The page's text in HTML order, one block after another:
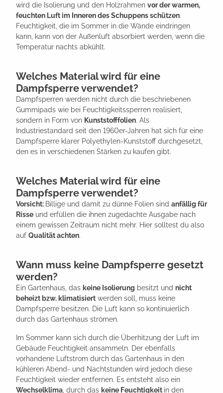
wird die Isolierung und den Holzrahmen vor der warmen,
feuchten Luft im Inneren des Schuppens schützen.
Feuchtigkeit, die im Sommer in die Wände eindringen
kann, kann von der Außenluft absorbiert werden, wenn die
Temperatur nachts abkühlt.
Welches Material wird für eine
Dampfsperre verwendet?
Dampfsperren werden nicht durch die beschriebenen
Gummipads wie bei Feuchtigkeitssperren realisiert,
sondern in Form von Kunststofffolien. Als
Industriestandard seit den 1960er-Jahren hat sich für eine
Dampfsperre klarer Polyethylen-Kunststoff durchgesetzt,
den es in verschiedenen Stärken zu kaufen gibt.
Welches Material wird für eine
Dampfsperre verwendet?
Vorsicht: Billige und damit zu dünne Folien sind anfällig für
Risse und erfüllen die ihnen zugedachte Ausgabe nach
einem gewissen Zeitraum nicht mehr. Hier solltest du also
auf Qualität achten.
Wann muss keine Dampfsperre gesetzt
werden?
Ein Gartenhaus, das keine Isolierung besitzt und nicht
beheizt bzw. klimatisiert werden soll, muss keine
Dampfsperre besitzen. Die Luft kann so kontinuierlich
durch das Gartenhaus strömen.
Im Sommer kann sich durch die Überhitzung der Luft im
Gebäude Feuchtigkeit ansammeln. Der ebenfalls
vorhandene Luftstrom durch das Gartenhaus in den
kühleren Abend- und Nachtstunden wird jedoch diese
Feuchtigkeit wieder entfernen. Es entsteht also ein
Wechselklima , durch das keine Feuchtigkeit in den